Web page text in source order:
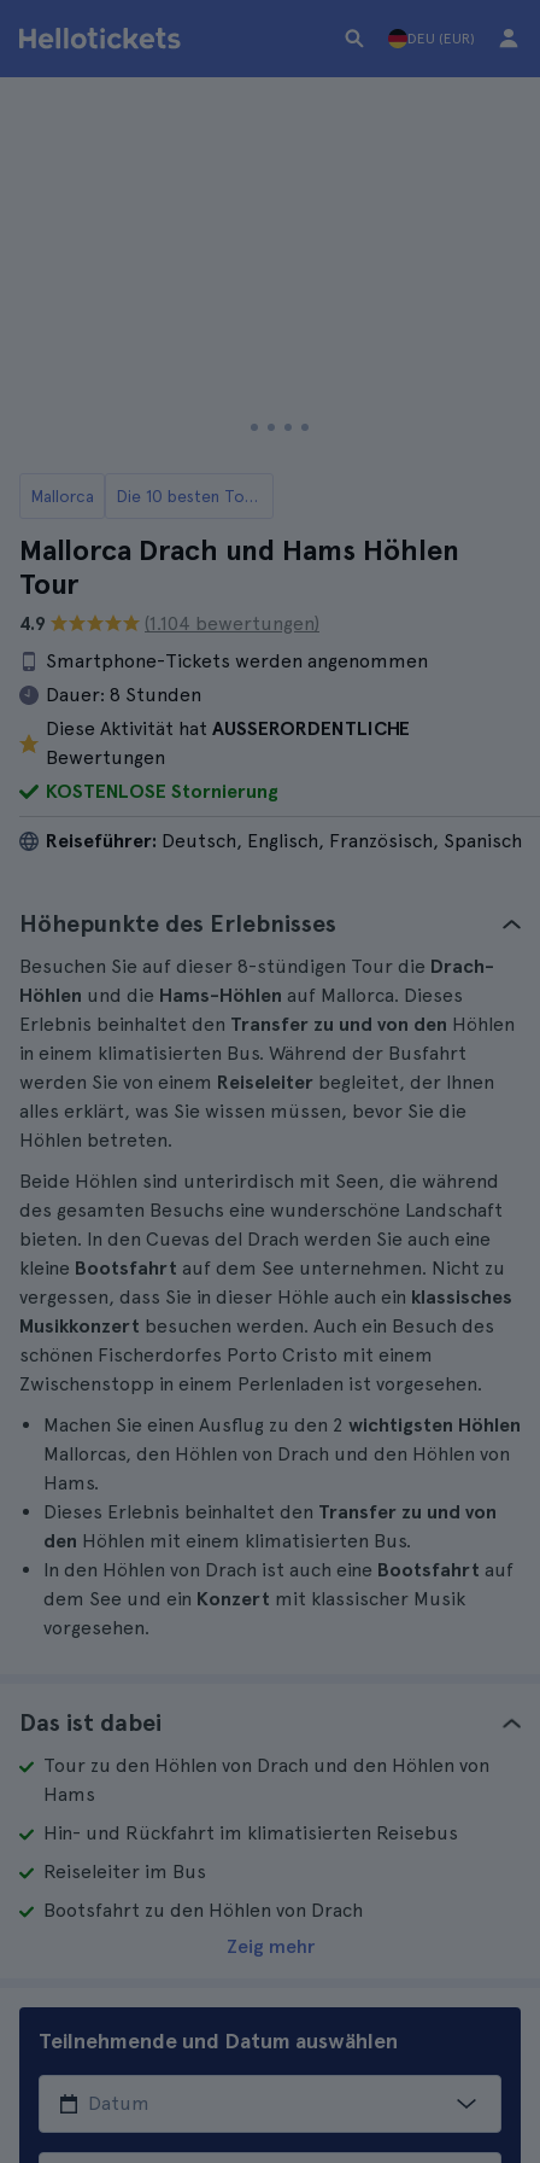
DEU (EUR)
Mallorca Die 10 besten Touren und Tagesausflüge von Mallorca
Mallorca Drach und Hams Höhlen
Tour
4.9
(1.104 bewertungen)
Smartphone-Tickets werden angenommen
Dauer: 8 Stunden
Diese Aktivität hat AUSSERORDENTLICHE
Bewertungen
KOSTENLOSE Stornierung
Reiseführer: Deutsch, Englisch, Französisch, Spanisch
Höhepunkte des Erlebnisses
Besuchen Sie auf dieser 8-stündigen Tour die Drach-
Höhlen und die Hams-Höhlen auf Mallorca. Dieses
Erlebnis beinhaltet den Transfer zu und von den Höhlen
in einem klimatisierten Bus. Während der Busfahrt
werden Sie von einem Reiseleiter begleitet, der Ihnen
alles erklärt, was Sie wissen müssen, bevor Sie die
Höhlen betreten.
Beide Höhlen sind unterirdisch mit Seen, die während
des gesamten Besuchs eine wunderschöne Landschaft
bieten. In den Cuevas del Drach werden Sie auch eine
kleine Bootsfahrt auf dem See unternehmen. Nicht zu
vergessen, dass Sie in dieser Höhle auch ein klassisches
Musikkonzert besuchen werden. Auch ein Besuch des
schönen Fischerdorfes Porto Cristo mit einem
Zwischenstopp in einem Perlenladen ist vorgesehen.
Machen Sie einen Ausflug zu den 2 wichtigsten Höhlen
Mallorcas, den Höhlen von Drach und den Höhlen von
Hams.
Dieses Erlebnis beinhaltet den Transfer zu und von
den Höhlen mit einem klimatisierten Bus.
In den Höhlen von Drach ist auch eine Bootsfahrt auf
dem See und ein Konzert mit klassischer Musik
vorgesehen.
Das ist dabei
Tour zu den Höhlen von Drach und den Höhlen von
Hams
Hin- und Rückfahrt im klimatisierten Reisebus
Reiseleiter im Bus
Bootsfahrt zu den Höhlen von Drach
Zeig mehr
Teilnehmende und Datum auswählen